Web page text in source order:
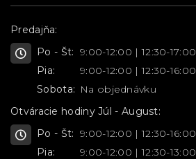
Predajňa:
Po - Št: 9:00-12:00 | 12:30-17:00
Pia:
9:00-12:00 | 12:30-16:00
Sobota: Na objednávku
Otváracie hodiny Júl - August:
Po - Št: 9:00-12:00 | 12:30-16:00
Pia:
9:00-12:00 | 12:30-13:00